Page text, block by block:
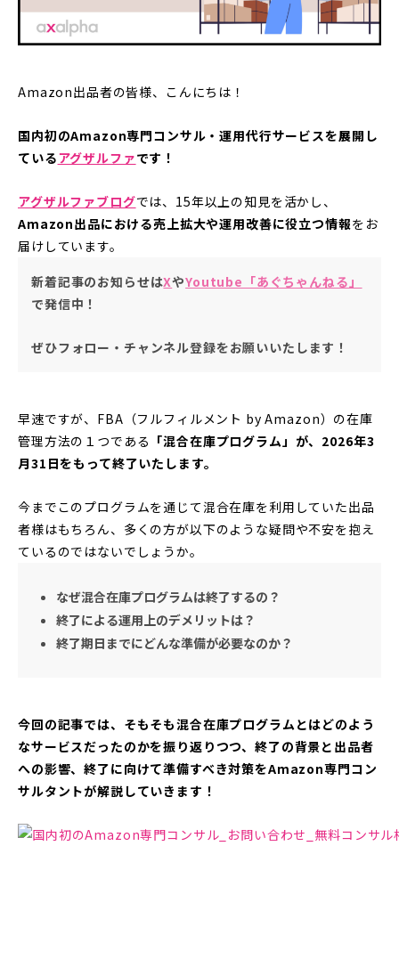
Amazon出品者の皆様、こんにちは！
国内初のAmazon専門コンサル・運用代行サービスを展開し
ているアグザルファです！
アグザルファブログでは、15年以上の知見を活かし、
Amazon出品における売上拡大や運用改善に役立つ情報をお
届けしています。
新着記事のお知らせはXやYoutube「あぐちゃんねる」
で発信中！
ぜひフォロー・チャンネル登録をお願いいたします！
早速ですが、FBA（フルフィルメント by Amazon）の在庫
管理方法の１つである 「混合在庫プログラム」が、2026年3
月31日をもって終了いたします。
今までこのプログラムを通じて混合在庫を利用していた出品
者様はもちろん、多くの方が以下のような疑問や不安を抱え
ているのではないでしょうか。
なぜ混合在庫プログラムは終了するの？
終了による運用上のデメリットは？
終了期日までにどんな準備が必要なのか？
今回の記事では、そもそも混合在庫プログラムとはどのよう
なサービスだったのかを振り返りつつ、終了の背景と出品者
への影響、終了に向けて準備すべき対策をAmazon専門コン
サルタントが解説していきます！